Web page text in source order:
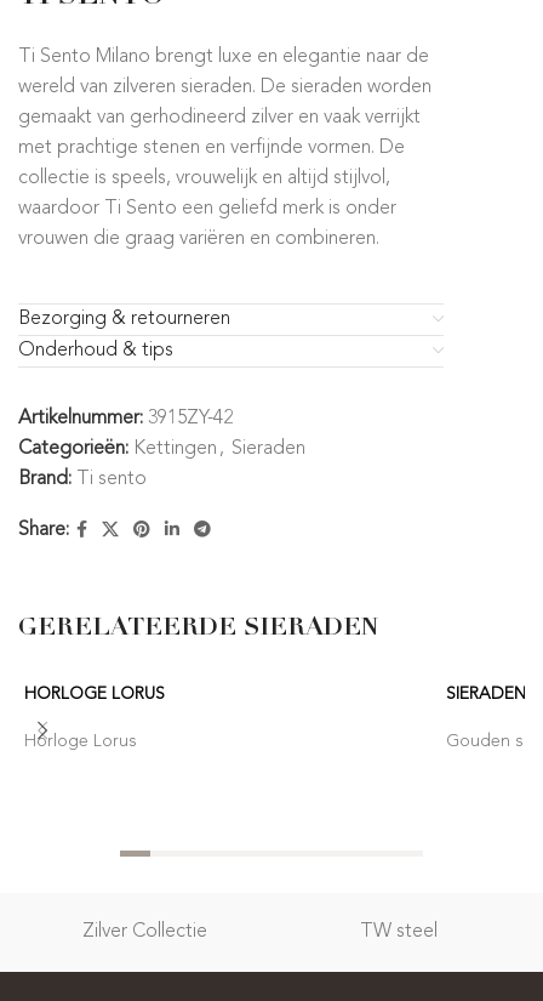
Ti Sento Milano brengt luxe en elegantie naar de
wereld van zilveren sieraden. De sieraden worden
gemaakt van gerhodineerd zilver en vaak verrijkt
met prachtige stenen en verfijnde vormen. De
collectie is speels, vrouwelijk en altijd stijlvol,
waardoor Ti Sento een geliefd merk is onder
vrouwen die graag variëren en combineren.
Bezorging & retourneren
Onderhoud & tips
Artikelnummer: 3915ZY-42
Categorieën: Kettingen , Sieraden
Brand:
Ti sento
Share:
GERELATEERDE SIERADEN
HORLOGE LORUS
Horloge Lorus
SIERADEN
Gouden
Zilver Collectie TW steel